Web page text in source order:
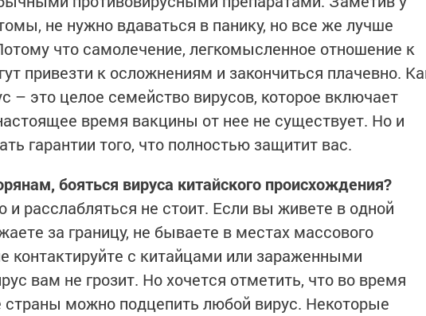
не нужно вдаваться в панику, но все же лучше
что самолечение, легкомысленное отношение к
привезти к осложнениям и закончиться плачевно.
– это целое семейство вирусов, которое включает
время вакцины от нее не существует. Но и
гарантии того, что полностью защитит вас.
бояться вируса китайского происхождения?
и расслабляться не стоит. Если вы живете в одной
за границу, не бываете в местах массового
контактируйте с китайцами или зараженными
вам не грозит. Но хочется отметить, что во время
страны можно подцепить любой вирус. Некоторые